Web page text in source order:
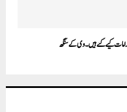
کیے گئے ہیں۔ وی کے سنگھ